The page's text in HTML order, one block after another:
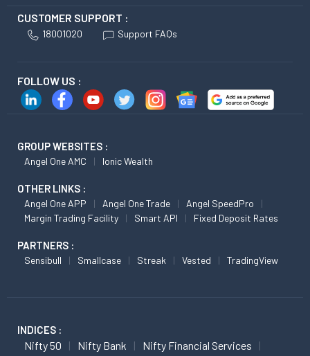
CUSTOMER SUPPORT :
18001020 Support FAQs
FOLLOW US :
GROUP WEBSITES :
Angel One AMC Ionic Wealth
OTHER LINKS :
Angel One APP Angel One Trade
Angel SpeedPro
Margin Trading Facility
Smart API Fixed Deposit Rates
PARTNERS :
Sensibull Smallcase Streak Vested TradingView
INDICES :
Nifty 50 Nifty Bank
Nifty Financial Services